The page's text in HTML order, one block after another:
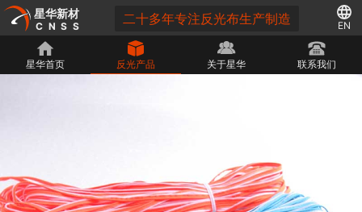
星华新材
CNSS 二十多年专注反光布生产制造 EN
星华首页 反光产品 关于星华 联系我们